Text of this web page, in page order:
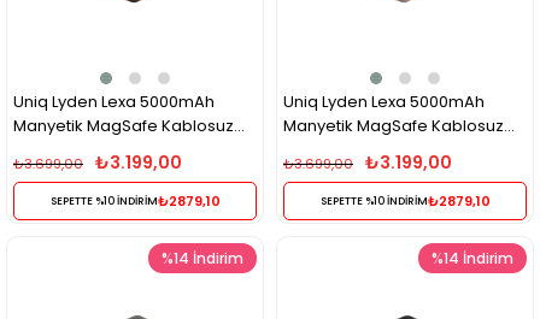
Uniq Lyden Lexa 5000mAh
Manyetik MagSafe Kablosuz
Powerbank PD Type-C – Çöl
Titanyum ₺3.199,00
₺3.699,00
SEPETTE %10 İNDİRİM₺2879,10
Uniq Lyden Lexa 5000mAh
Manyetik MagSafe Kablosuz
Powerbank PD Type-C –
Pembe
₺3.199,00
₺3.699,00
SEPETTE %10 İNDİRİM₺2879,10
%14 İndirim %14 İndirim